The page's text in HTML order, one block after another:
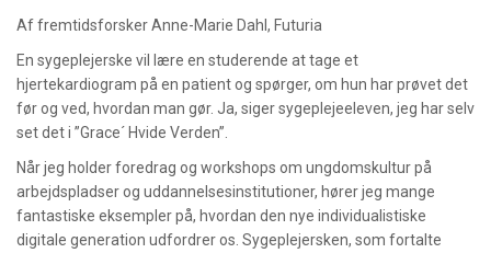
Af fremtidsforsker Anne-Marie Dahl, Futuria
En sygeplejerske vil lære en studerende at tage et
hjertekardiogram på en patient og spørger, om hun har prøvet det
før og ved, hvordan man gør. Ja, siger sygeplejeeleven, jeg har selv
set det i ”Grace´ Hvide Verden”.
Når jeg holder foredrag og workshops om ungdomskultur på
arbejdspladser og uddannelsesinstitutioner, hører jeg mange
fantastiske eksempler på, hvordan den nye individualistiske
digitale generation udfordrer os. Sygeplejersken, som fortalte